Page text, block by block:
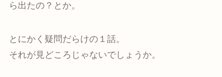
ら出たの？とか。
とにかく疑問だらけの１話。
それが見どころじゃないでしょうか。